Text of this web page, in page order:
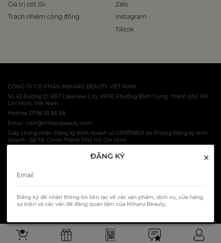
ĐĂNG KÝ ×
Đăng ký để nhận thông tin liên lạc về các sản phẩm, dịch vụ, cửa hàng,
sự kiện và các vấn đề đáng quan tâm của Miharu Beauty.
Giá trị cốt lõi
Trách nhiệm cộng đồng
Zalo
Instagram
Tiktok
CÔNG TY CỔ PHẦN MIHARU BEAUTY VIỆT NAM
Số 43 Đường D, KĐT Lakeview City, KP18, Phường Bình Trưng, Thành phố Hồ
Chí Minh, Việt Nam
Hotline: 0799 33 86 88
Email: cskh@miharubeauty.com
Giấy chứng nhận Đăng ký Kinh doanh số 0319316801 do Phòng Đăng ký kinh
doanh - Sở Tài Chính Thành Phố Hồ Chí Minh
HOTLINE: 0799 33 86 88
All Rights Reserved.